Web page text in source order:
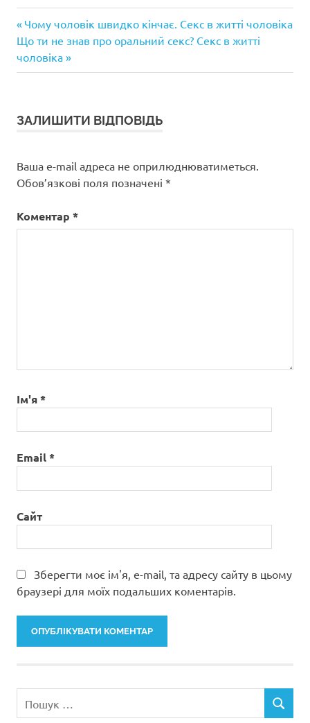
Навігація
записів
Попередній
запис:
Чому чоловік швидко кінчає. Секс в житті чоловіка
Наступний
запис:
Що ти не знав про оральний секс? Секс в житті
чоловіка
ЗАЛИШИТИ ВІДПОВІДЬ
Ваша e-mail адреса не оприлюднюватиметься.
Обов’язкові поля позначені *
Коментар *
Ім'я*
Email*
Сайт
Зберегти моє ім'я, e-mail, та адресу сайту в цьому
браузері для моїх подальших коментарів.
ПОШУК